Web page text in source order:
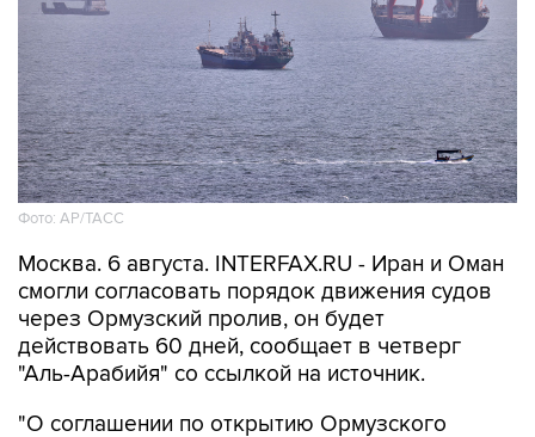
Фото: AP/ТАСС
Москва. 6 августа. INTERFAX.RU - Иран и Оман
смогли согласовать порядок движения судов
через Ормузский пролив, он будет
действовать 60 дней, сообщает в четверг
"Аль-Арабийя" со ссылкой на источник.
"О соглашении по открытию Ормузского